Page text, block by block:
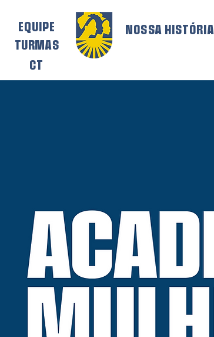
EQUIPE
TURMAS
CT
NOSSA HISTÓRIA